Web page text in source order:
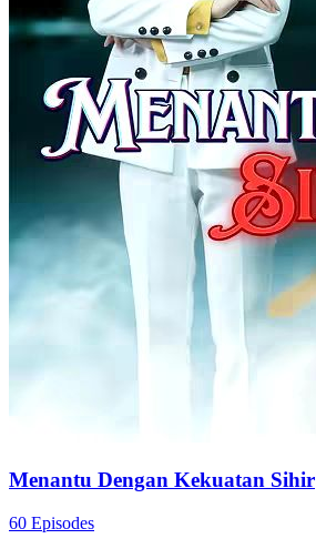
Menantu Dengan Kekuatan Sihir
60 Episodes